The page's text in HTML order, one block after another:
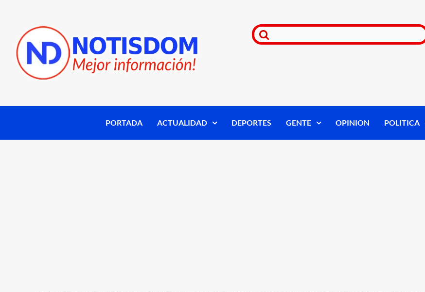
PORTADA ACTUALIDAD DEPORTES GENTE OPINION POLITICA